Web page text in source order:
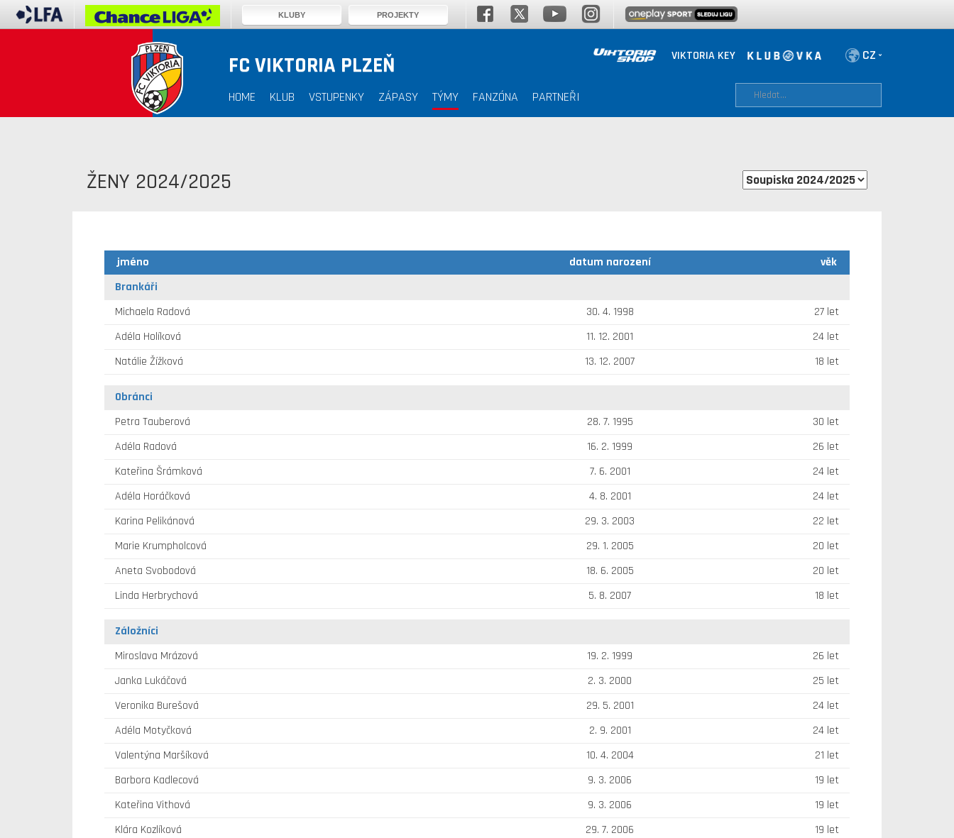
VIKTORIA KEY
FC VIKTORIA PLZEŇ
HOME KLUB VSTUPENKY ZÁPASY TÝMY FANZÓNA PARTNEŘI
ŽENY 2024/2025
jméno datum narození
věk
Brankáři
Michaela Radová
30. 4. 1998
27 let
Adéla Holíková
11. 12. 2001
24 let
Natálie Žížková
13. 12. 2007 18 let
Obránci
Petra Tauberová
28. 7. 1995
30 let
Adéla Radová
16. 2. 1999
26 let
Kateřina Šrámková
7. 6. 2001
24 let
Adéla Horáčková
4. 8. 2001
24 let
Karina Pelikánová
29. 3. 2003
22 let
Marie Krumpholcová
29. 1. 2005
20 let
Aneta Svobodová
18. 6. 2005
20 let
Linda Herbrychová
5. 8. 2007 18 let
Záložníci
Miroslava Mrázová
19. 2. 1999
26 let
Janka Lukáčová
2. 3. 2000
25 let
Veronika Burešová
29. 5. 2001
24 let
Adéla Motyčková
2. 9. 2001
24 let
Valentýna Maršíková
10. 4. 2004
21 let
Barbora Kadlecová
9. 3. 2006
19 let
Kateřina Vithová
9. 3. 2006
19 let
Klára Kozlíková
29. 7. 2006 19 let
KLUBY PROJEKTY